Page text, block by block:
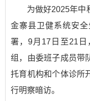
为做好2025年中
金寨县卫健系统安
署，9月17日至21
组，由委班子成员带
托育机构和个体诊所
行明察暗访。